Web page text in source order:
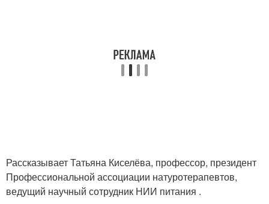
Рассказывает Татьяна Киселёва, профессор, президент
Профессиональной ассоциации натуротерапевтов,
ведущий научный сотрудник НИИ питания .